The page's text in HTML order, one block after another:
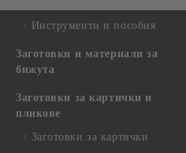
Инструменти и пособия
Заготовки и материали за
бижута
Заготовки за картички и
пликове
Заготовки за картички